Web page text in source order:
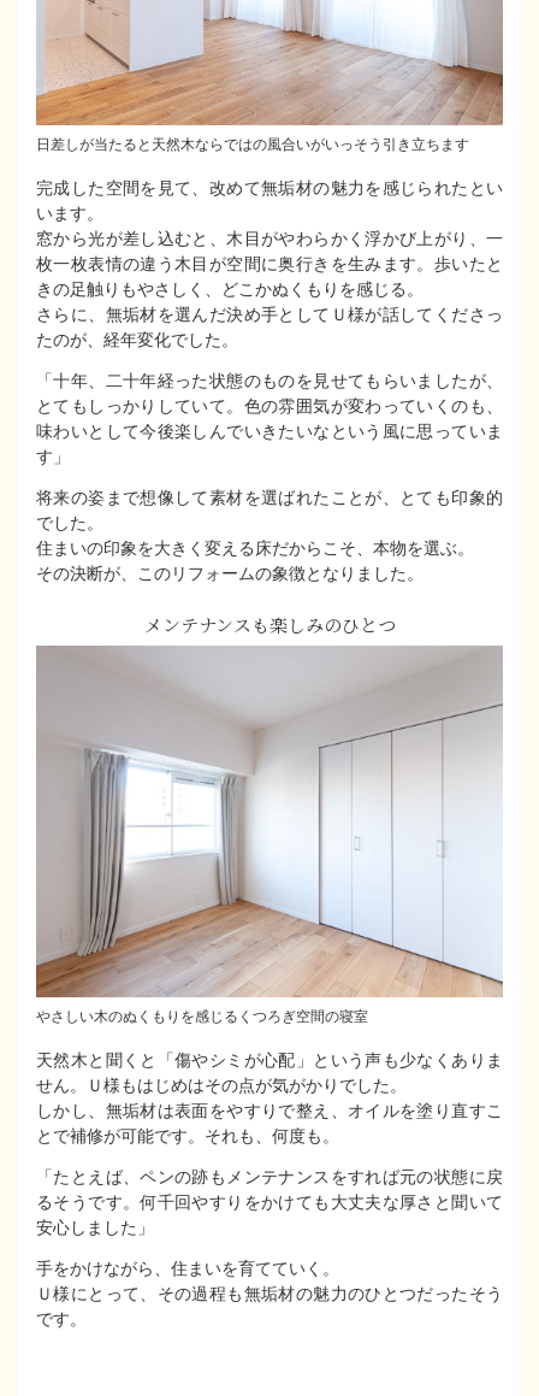
日差しが当たると天然木ならではの風合いがいっそう引き立ちます
完成した空間を見て、改めて無垢材の魅力を感じられたとい
います。
窓から光が差し込むと、木目がやわらかく浮かび上がり、一
枚一枚表情の違う木目が空間に奥行きを生みます。歩いたと
きの足触りもやさしく、どこかぬくもりを感じる。
さらに、無垢材を選んだ決め手としてＵ様が話してくださっ
たのが、経年変化でした。
「十年、二十年経った状態のものを見せてもらいましたが、
とてもしっかりしていて。色の雰囲気が変わっていくのも、
味わいとして今後楽しんでいきたいなという風に思っていま
す」
将来の姿まで想像して素材を選ばれたことが、とても印象的
でした。
住まいの印象を大きく変える床だからこそ、本物を選ぶ。
その決断が、このリフォームの象徴となりました。
メンテナンスも楽しみのひとつ
やさしい木のぬくもりを感じるくつろぎ空間の寝室
天然木と聞くと「傷やシミが心配」という声も少なくありま
せん。Ｕ様もはじめはその点が気がかりでした。
しかし、無垢材は表面をやすりで整え、オイルを塗り直すこ
とで補修が可能です。それも、何度も。
「たとえば、ペンの跡もメンテナンスをすれば元の状態に戻
るそうです。何千回やすりをかけても大丈夫な厚さと聞いて
安心しました」
手をかけながら、住まいを育てていく。
Ｕ様にとって、その過程も無垢材の魅力のひとつだったそう
です。